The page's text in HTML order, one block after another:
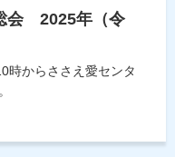
会 2025年（令
時からささえ愛センタ